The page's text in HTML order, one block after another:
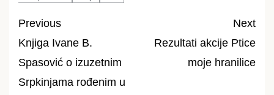
Post
navigation
Previous
Knjiga Ivane B.
Spasović o izuzetnim
Srpkinjama rođenim u
Next
Rezultati akcije Ptice
moje hranilice